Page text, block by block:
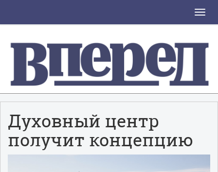
Toggle
Духовный центр
получит концепцию